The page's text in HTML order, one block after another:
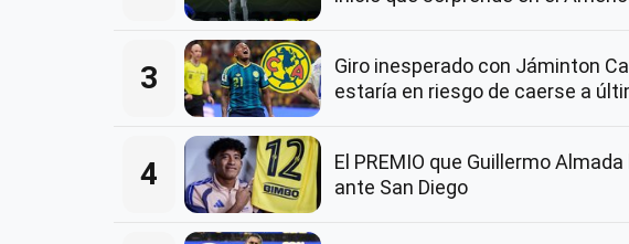
3
Giro inesperado con Jáminton
estaría en riesgo de caerse a
4
El PREMIO que Guillermo
ante San Diego